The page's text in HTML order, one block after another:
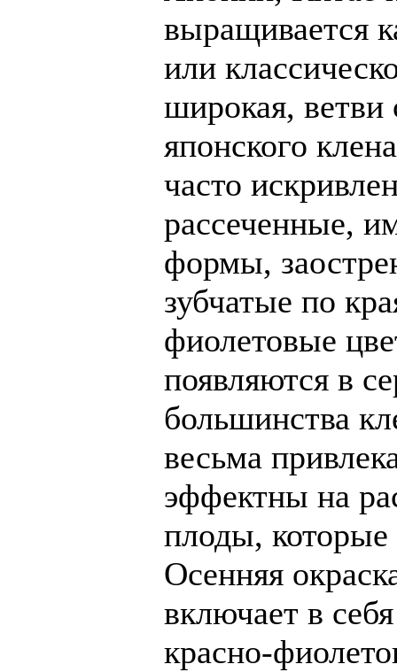
выращивается
или
широкая,
японского
часто
рассеченные,
формы,
зубчатые по
фиолетовые
появляются в
большинства
весьма
эффектны на
плоды, которые
Осенняя
включает в
красно-